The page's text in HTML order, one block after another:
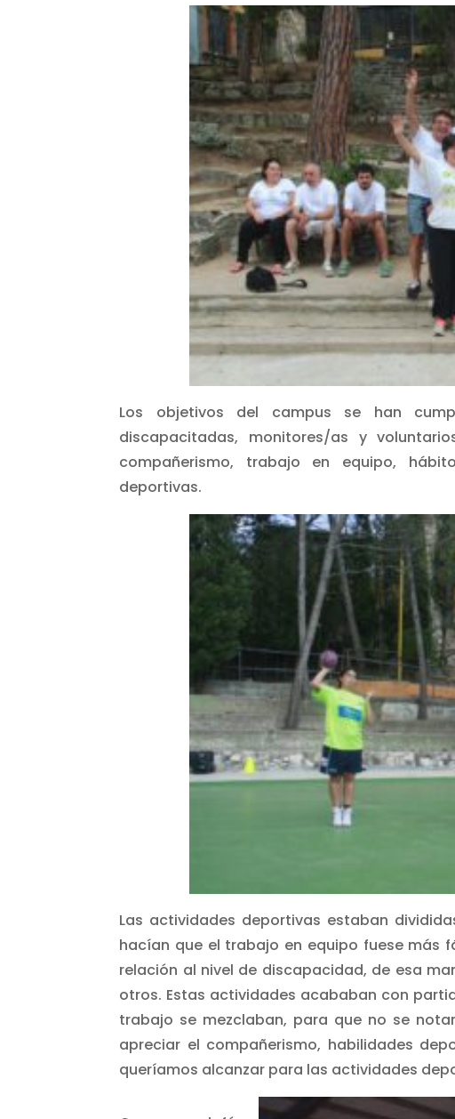
Los objetivos del campus se han
discapacitadas, monitores/as y
compañerismo, trabajo en equipo,
deportivas.
Las actividades deportivas estaban
hacían que el trabajo en equipo fuese más
relación al nivel de discapacidad, de esa
otros. Estas actividades acababan con
trabajo se mezclaban, para que no se
apreciar el compañerismo, habilidades
queríamos alcanzar para las actividades